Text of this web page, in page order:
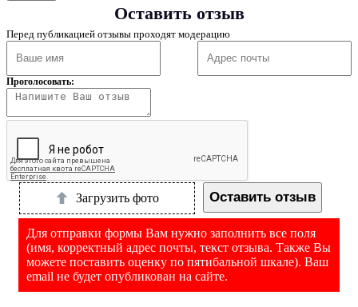
Оставить отзыв
Перед публикацией отзывы проходят модерацию
Проголосовать:
Загрузить фото Оставить отзыв
Для отправки формы Вам нужно заполнить все поля
(имя, корректный адрес почты, текст отзыва. Также Вы
можете поставить оценку по пятибальной шкале). Ваш
email не будет опубликован на сайте.